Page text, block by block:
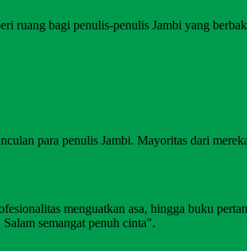
ruang bagi penulis-penulis Jambi yang
para penulis Jambi. Mayoritas dari
menguatkan asa, hingga buku
semangat penuh cinta".